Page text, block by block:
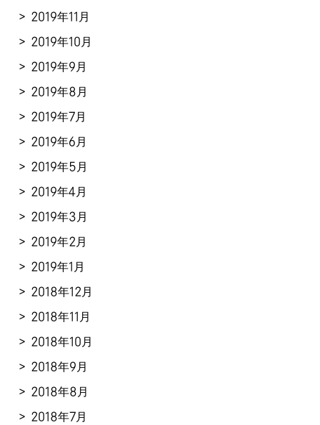
2019年11月
2019年10月
2019年9月
2019年8月
2019年7月
2019年6月
2019年5月
2019年4月
2019年3月
2019年2月
2019年1月
2018年12月
2018年11月
2018年10月
2018年9月
2018年8月
2018年7月